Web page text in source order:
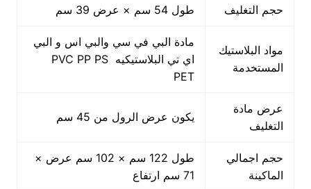
حجم التغليف طول 54 سم × عرض 39 سم
مواد البلاستيك
المستخدمة
مادة البي في سي والبي اس و البي
اي تي البلاستيكيه PVC PP PS
PET
عرض مادة
التغليف
يكون عرض الرول من 45 سم
حجم اجمالي
الماكينة
طول 122 سم × 102 سم عرض ×
71 سم ارتفاع